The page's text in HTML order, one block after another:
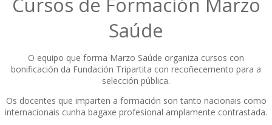
Saúde
O equipo que forma Marzo Saúde organiza cursos con
bonificación da Fundación Tripartita con recoñecemento para a
selección pública.
Os docentes que imparten a formación son tanto nacionais como
internacionais cunha bagaxe profesional amplamente contrastada.